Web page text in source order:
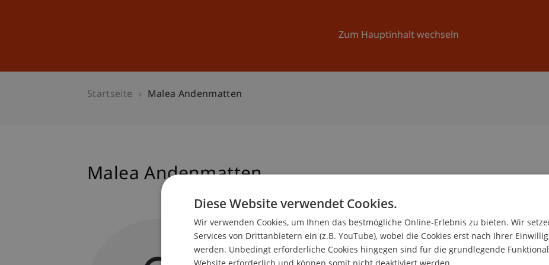
Zum Hauptinhalt wechseln
Universität Aktuelles
Startseite Malea Andenmatten
Malea Andenmatten
Lernende
Lehrlingswesen
Diese Website verwendet Cookies.
Wir verwenden Cookies, um Ihnen das bestmögliche Online-Erlebnis zu bieten. Wir
Services von Drittanbietern ein (z.B. YouTube), wobei die Cookies erst nach Ihrer
werden. Unbedingt erforderliche Cookies hingegen sind für die grundlegende
Website erforderlich und können somit nicht deaktiviert werden.